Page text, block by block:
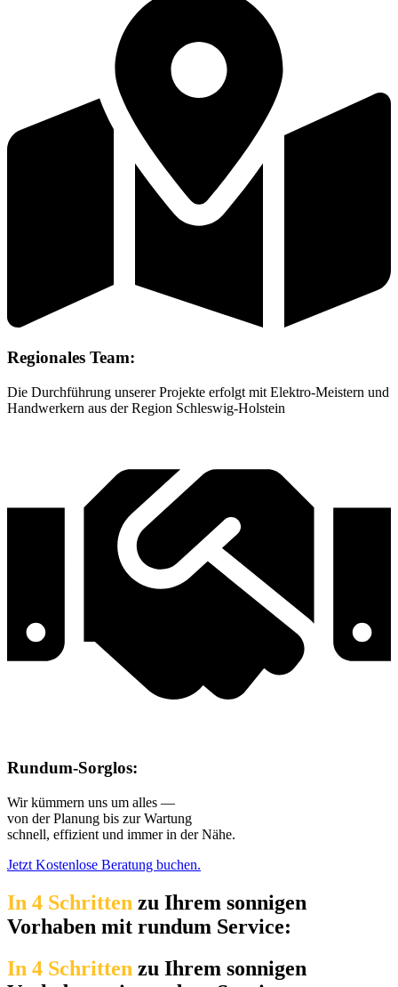
Regionales Team:
Die Durchführung unserer Projekte erfolgt mit Elektro-Meistern und
Handwerkern aus der Region Schleswig-Holstein
Rundum-Sorglos:
Wir kümmern uns um alles —
von der Planung bis zur Wartung
schnell, effizient und immer in der Nähe.
Jetzt Kostenlose Beratung buchen.
In 4 Schritten zu Ihrem sonnigen
Vorhaben mit rundum Service:
In 4 Schritten zu Ihrem sonnigen